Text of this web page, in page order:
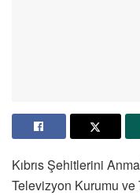
Kıbrıs Şehitlerini
Televizyon Kurumu